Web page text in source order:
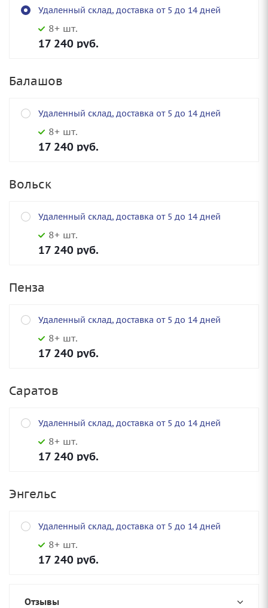
Удаленный склад, доставка от 5 до 14 дней
8+ шт.
17 240 руб.
Балашов
Удаленный склад, доставка от 5 до 14 дней
8+ шт.
17 240 руб.
Вольск
Удаленный склад, доставка от 5 до 14 дней
8+ шт.
17 240 руб.
Пенза
Удаленный склад, доставка от 5 до 14 дней
8+ шт.
17 240 руб.
Саратов
Удаленный склад, доставка от 5 до 14 дней
8+ шт.
17 240 руб.
Энгельс
Удаленный склад, доставка от 5 до 14 дней
8+ шт.
17 240 руб.
Отзывы